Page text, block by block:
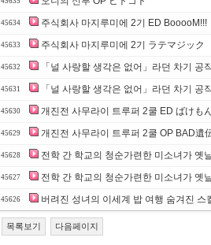
45634 주식회사 마지루미에 2기 ED BooooM!!!
45633 주식회사 마지루미에 2기 ラテマジック
45632 「널 사랑할 생각은 없어」라던 차기
45631 「널 사랑할 생각은 없어」라던 차기 공
45630 개진전 사무라이 트루퍼 2쿨 ED ばけも
45629 개진전 사무라이 트루퍼 2쿨 OP BAD遺
45628 전학 간 학교의 청순가련한 미소녀가 옛
45627 전학 간 학교의 청순가련한 미소녀가 옛
45626 버려진 성녀의 이세계 밥 여행 숨겨진
목록보기 다음페이지